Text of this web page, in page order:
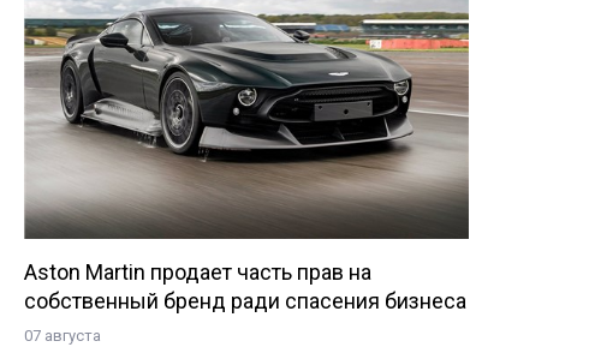
Aston Martin продает часть прав на
собственный бренд ради спасения бизнеса
07 августа